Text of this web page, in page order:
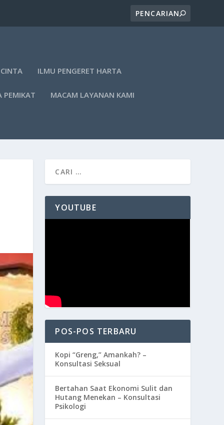
ILMU PENGERET HARTA
PEMIKAT MACAM LAYANAN KAMI
YOUTUBE
POS-POS TERBARU
Kopi “Greng,” Amankah? –
Konsultasi Seksual
Bertahan Saat Ekonomi Sulit dan
Hutang Menekan – Konsultasi
Psikologi